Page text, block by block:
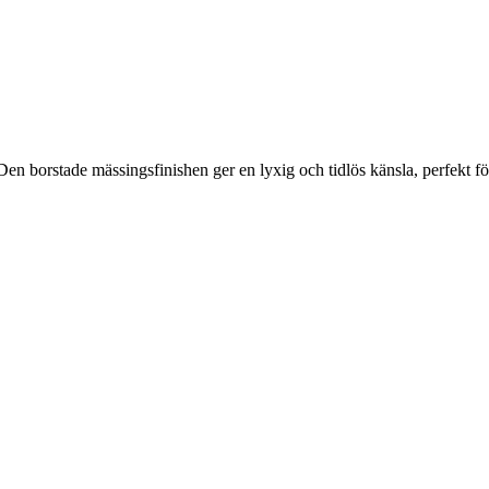
borstade mässingsfinishen ger en lyxig och tidlös känsla, perfekt